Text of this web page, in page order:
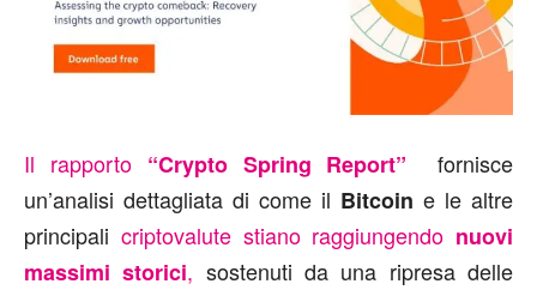
Il rapporto “Crypto Spring Report”
fornisce
un’analisi dettagliata di come il Bitcoin e le altre
principali criptovalute stiano raggiungendo nuovi
massimi storici, sostenuti da una ripresa delle